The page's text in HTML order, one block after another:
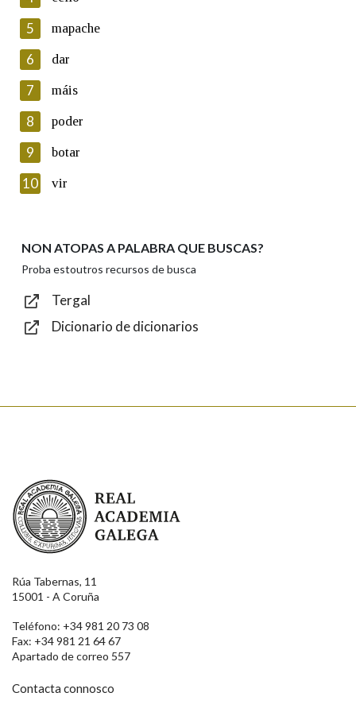
Lin e acepto as condicións da política de
Introduce o código que aparece na imaxe:
Texto de verificación
Enviar
5 mapache
6 dar
7 máis
8 poder
9 botar
10 vir
NON ATOPAS A PALABRA QUE BUSCAS?
Proba estoutros recursos de busca
Tergal
Dicionario de dicionarios
Real Academia Galega
Rúa Tabernas, 11
15001 - A Coruña
Teléfono: +34 981 20 73 08
Fax: +34 981 21 64 67
Apartado de correo 557
Contacta connosco